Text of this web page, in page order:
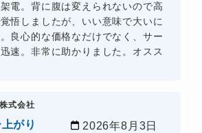
電。背に腹は変えられないので高
悟しましたが、いい意味で大いに
良心的な価格なだけでなく、サー
速。非常に助かりました。オスス
式会社
がり 2026年8月3日